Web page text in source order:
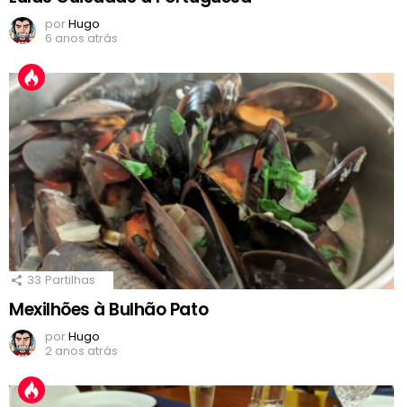
porHugo
6 anos atrás
33 Partilhas
Mexilhões à Bulhão Pato
porHugo
2 anos atrás